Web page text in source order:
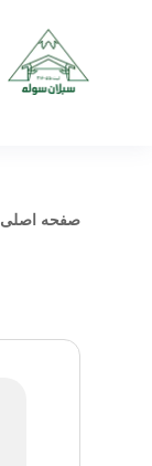
صفحه اصلی